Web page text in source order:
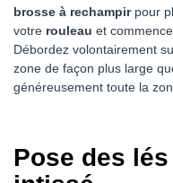
brosse à rechampirpour
votre rouleau et
Débordez volontairement
zone de façon plus large
généreusement toute la
Pose des